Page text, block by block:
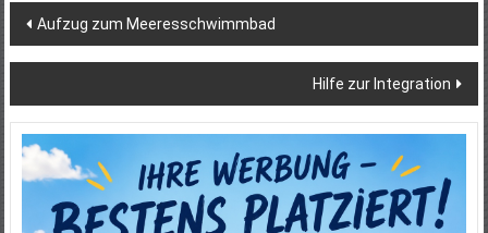
Beitragsnavigation
Aufzug zum Meeresschwimmbad
Hilfe zur Integration